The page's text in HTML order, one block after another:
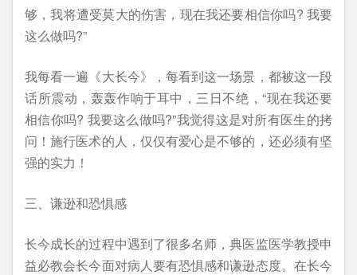
够，我将遭受莫大的伤害，现在我还要相信你吗? 我要
这么做吗?”
我每看一遍《大长今》，每看到这一场景，都被这一段
话所震动，轰轰作响于耳中，三日不绝，“现在我还要
相信你吗? 我要这么做吗?”我觉得这是对所有医生的拷
问！施行医术的人，仅仅有爱心是不够的，还必须有坚
强的实力！
三、谦逊和恐惧感
长今成长的过程中遇到了很多名师，典医监医学教授申
益必教会长今面对病人要有恐惧感和谦逊态度。在长今